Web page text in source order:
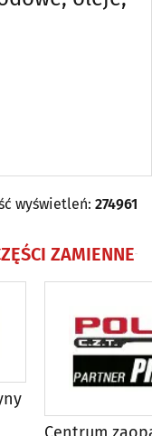
hurtownie
aut(26)
wyświetleń: 274961
ZAMIENNE